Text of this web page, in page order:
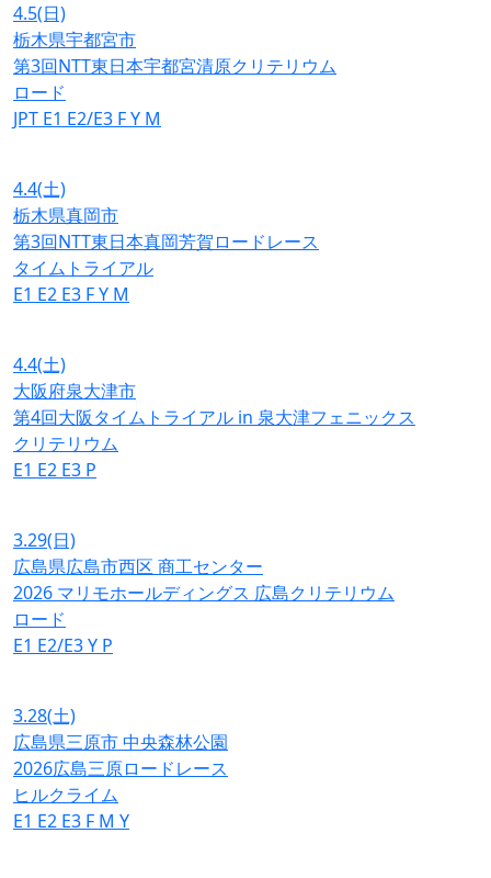
4.5(日)
栃木県宇都宮市
第3回NTT東日本宇都宮清原クリテリウム
ロード
JPT E1 E2/E3 FY M
4.4(土)
栃木県真岡市
第3回NTT東日本真岡芳賀ロードレース
タイムトライアル
E1 E2 E3 FY M
4.4(土)
大阪府泉大津市
第4回大阪タイムトライアル in 泉大津フェニックス
クリテリウム
E1 E2 E3 P
3.29(日)
広島県広島市西区 商工センター
2026 マリモホールディングス 広島クリテリウム
ロード
E1 E2/E3Y P
3.28(土)
広島県三原市 中央森林公園
2026広島三原ロードレース
ヒルクライム
E1 E2 E3 F M Y